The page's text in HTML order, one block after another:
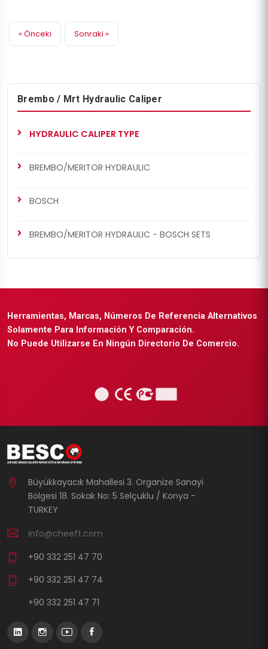
« Önceki Sonraki »
Brembo / Mrt Hydraulic Caliper
HYDRAULIC CALIPER TYPE
BREMBO/MERITOR HYDRAULIC
BOSCH
BREMBO/MERITOR HYDRAULIC - BOSCH SETS
Herramientas, Marcas, Números De Referencia Alternativos
Solamente Para Información Y Comparación.
No Puede Utilizarse En Ningún Directorio De Comercio.
Büyükkayacık Mahallesi 3. Organize Sanayi
Bölgesi 18. Sokak No: 5 Selçuklu / Konya -
TURKEY
info@cheeft.com
+90 332 251 47 70
+90 332 251 47 74
+90 332 251 47 71